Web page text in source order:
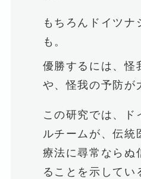
もちろんドイツナ
も。
優勝するには、怪
や、怪我の予防が
この研究では、ド
ルチームが、伝統
療法に尋常ならぬ
ることを示してい